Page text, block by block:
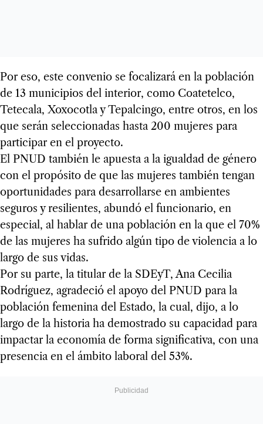
Por eso, este convenio se focalizará en la población
de 13 municipios del interior, como Coatetelco,
Tetecala, Xoxocotla y Tepalcingo, entre otros, en los
que serán seleccionadas hasta 200 mujeres para
participar en el proyecto.
El PNUD también le apuesta a la igualdad de género
con el propósito de que las mujeres también tengan
oportunidades para desarrollarse en ambientes
seguros y resilientes, abundó el funcionario, en
especial, al hablar de una población en la que el 70%
de las mujeres ha sufrido algún tipo de violencia a lo
largo de sus vidas.
Por su parte, la titular de la SDEyT, Ana Cecilia
Rodríguez, agradeció el apoyo del PNUD para la
población femenina del Estado, la cual, dijo, a lo
largo de la historia ha demostrado su capacidad para
impactar la economía de forma significativa, con una
presencia en el ámbito laboral del 53%.